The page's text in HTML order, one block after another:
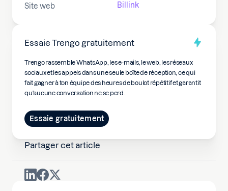
Site web Billink
Essaie Trengo gratuitement
Trengo rassemble WhatsApp, les e-mails, le web, les réseaux
sociaux et les appels dans une seule boîte de réception, ce qui
fait gagner à ton équipe des heures de boulot répétitif et garantit
qu'aucune conversation ne se perd.
Essaie gratuitement
Partager cet article